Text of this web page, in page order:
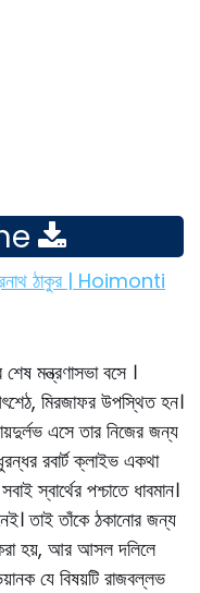
ঠাকুর | Hoimonti
মন্ত্রণাসভা বসে ।
মিরজাফর উপস্থিত হন।
এসে তার নিজের জন্য
রবার্ট ক্লাইভ একথা
স্বার্থের পশ্চাতে ধাবমান।
তাই তাঁকে ঠকানাের জন্য
করা হয়, আর আসল দলিলে
যে বিষয়টি রাজবল্লভ